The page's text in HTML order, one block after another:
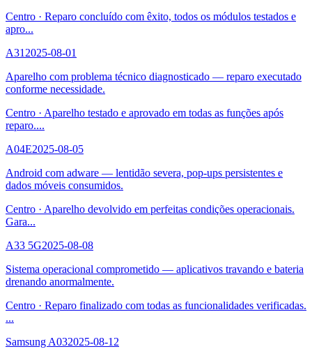
Centro · Reparo concluído com êxito, todos os módulos testados e
apro...
A31 2025-08-01
Aparelho com problema técnico diagnosticado — reparo executado
conforme necessidade.
Centro · Aparelho testado e aprovado em todas as funções após
reparo....
A04E2025-08-05
Android com adware — lentidão severa, pop-ups persistentes e
dados móveis consumidos.
Centro · Aparelho devolvido em perfeitas condições operacionais.
Gara...
A33 5G2025-08-08
Sistema operacional comprometido — aplicativos travando e bateria
drenando anormalmente.
Centro · Reparo finalizado com todas as funcionalidades verificadas.
...
Samsung A032025-08-12